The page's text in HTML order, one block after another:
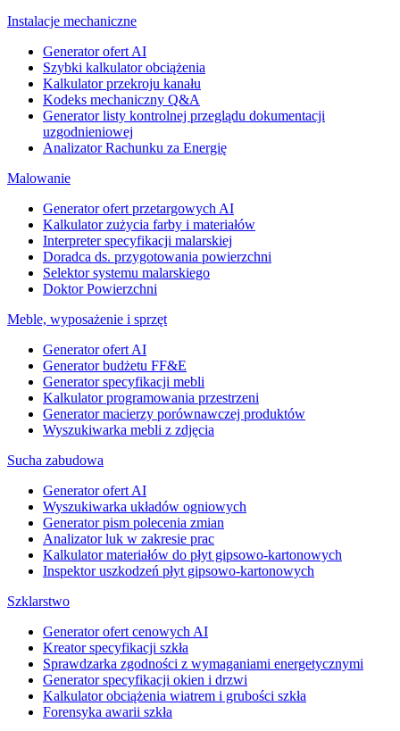
Instalacje mechaniczne
Generator ofert AI
Szybki kalkulator obciążenia
Kalkulator przekroju kanału
Kodeks mechaniczny Q&A
Generator listy kontrolnej przeglądu dokumentacji
uzgodnieniowej
Analizator Rachunku za Energię
Malowanie
Generator ofert przetargowych AI
Kalkulator zużycia farby i materiałów
Interpreter specyfikacji malarskiej
Doradca ds. przygotowania powierzchni
Selektor systemu malarskiego
Doktor Powierzchni
Meble, wyposażenie i sprzęt
Generator ofert AI
Generator budżetu FF&E
Generator specyfikacji mebli
Kalkulator programowania przestrzeni
Generator macierzy porównawczej produktów
Wyszukiwarka mebli z zdjęcia
Sucha zabudowa
Generator ofert AI
Wyszukiwarka układów ogniowych
Generator pism polecenia zmian
Analizator luk w zakresie prac
Kalkulator materiałów do płyt gipsowo-kartonowych
Inspektor uszkodzeń płyt gipsowo-kartonowych
Szklarstwo
Generator ofert cenowych AI
Kreator specyfikacji szkła
Sprawdzarka zgodności z wymaganiami energetycznymi
Generator specyfikacji okien i drzwi
Kalkulator obciążenia wiatrem i grubości szkła
Forensyka awarii szkła